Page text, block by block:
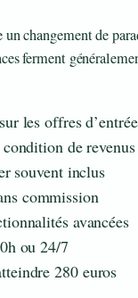
changement de
ferment
les offres
de revenus
souvent inclus
commission
avancées
ou 24/7
280 euros